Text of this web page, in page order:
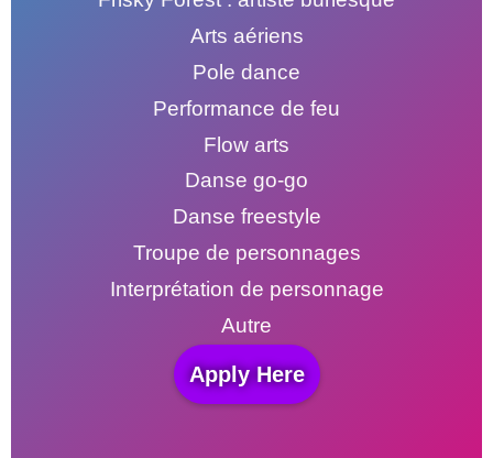
Arts aériens
Pole dance
Performance de feu
Flow arts
Danse go-go
Danse freestyle
Troupe de personnages
Interprétation de personnage
Autre
Apply Here